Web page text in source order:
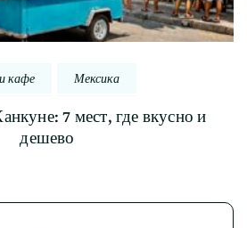
кафе Мексика
7 мест, где вкусно и
дешево